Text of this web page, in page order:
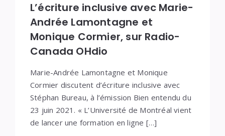
L’écriture inclusive avec Marie-
Andrée Lamontagne et
Monique Cormier, sur Radio-
Canada OHdio
Marie-Andrée Lamontagne et Monique
Cormier discutent d’écriture inclusive avec
Stéphan Bureau, à l’émission Bien entendu du
23 juin 2021. « L’Université de Montréal vient
de lancer une formation en ligne […]